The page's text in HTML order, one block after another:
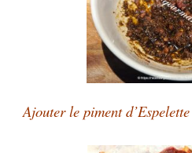
Ajouter le piment